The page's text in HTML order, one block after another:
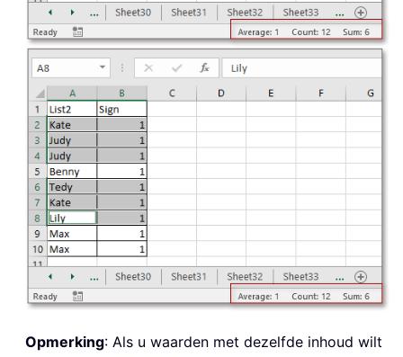
Opmerking: Als u waarden met dezelfde inhoud wilt